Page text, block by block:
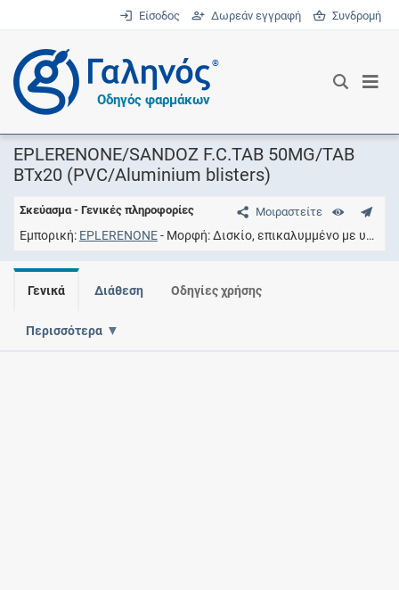
Είσοδος Δωρεάν εγγραφή Συνδρομή
®
Οδηγός φαρμάκων
EPLERENONE/SANDOZ F.C.TAB 50MG/TAB
BTx20 (PVC/Aluminium blisters)
Μοιραστείτε
Σκεύασμα - Γενικές πληροφορίες
Εμπορική EPLERENONE Μορφή Δισκίο, επικαλυμμένο με υμένιο
Γενικά Διάθεση Οδηγίες χρήσης
Περισσότερα